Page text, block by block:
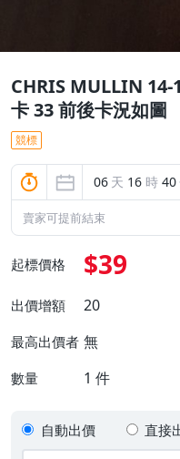
CHRIS MULLIN 14-
卡 33 前後卡況如圖
競標
06 天 16 時 40
賣家可提前結束
起標價格 $39
出價增額 20
最高出價者 無
數量 1 件
自動出價 直接